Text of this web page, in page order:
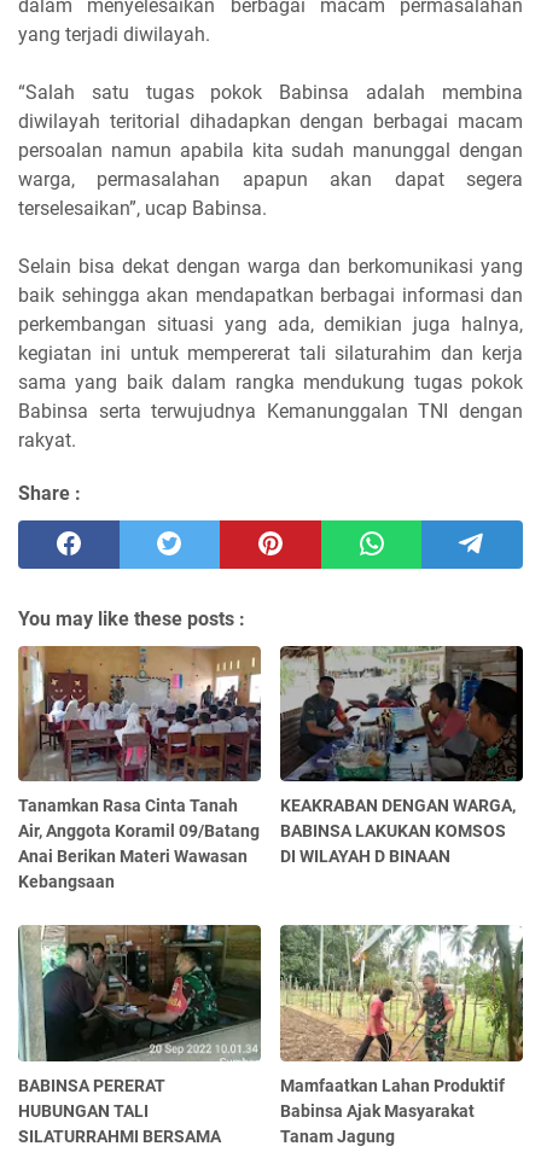
dalam menyelesaikan berbagai macam permasalahan
yang terjadi diwilayah.
“Salah satu tugas pokok Babinsa adalah membina
diwilayah teritorial dihadapkan dengan berbagai macam
persoalan namun apabila kita sudah manunggal dengan
warga, permasalahan apapun akan dapat segera
terselesaikan”, ucap Babinsa.
Selain bisa dekat dengan warga dan berkomunikasi yang
baik sehingga akan mendapatkan berbagai informasi dan
perkembangan situasi yang ada, demikian juga halnya,
kegiatan ini untuk mempererat tali silaturahim dan kerja
sama yang baik dalam rangka mendukung tugas pokok
Babinsa serta terwujudnya Kemanunggalan TNI dengan
rakyat.
Share :
You may like these posts :
Tanamkan Rasa Cinta Tanah
Air, Anggota Koramil 09/Batang
Anai Berikan Materi Wawasan
Kebangsaan
KEAKRABAN DENGAN WARGA,
BABINSA LAKUKAN KOMSOS
DI WILAYAH D BINAAN
BABINSA PERERAT
HUBUNGAN TALI
SILATURRAHMI BERSAMA
Mamfaatkan Lahan Produktif
Babinsa Ajak Masyarakat
Tanam Jagung